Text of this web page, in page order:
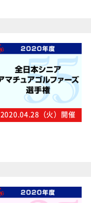
2020.04.28（火）開催